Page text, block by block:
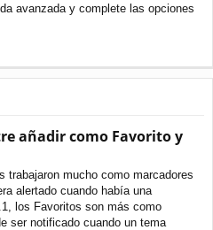
avanzada y complete las opciones
añadir como Favorito y
trabajaron mucho como marcadores
alertado cuando había una
los Favoritos son más como
ser notificado cuando un tema